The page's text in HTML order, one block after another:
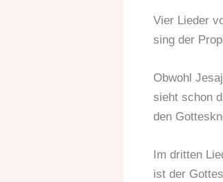
Vier Lieder
sing der
Obwohl
sieht schon
den
Im dritten
ist der